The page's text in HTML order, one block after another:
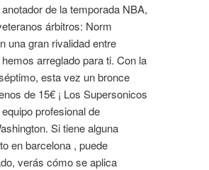
de la temporada NBA,
árbitros: Norm
una gran rivalidad entre
arreglado para ti. Con la
esta vez un bronce
de 15€ ¡ Los Supersonicos
profesional de
Si tiene alguna
en barcelona , puede
verás cómo se aplica